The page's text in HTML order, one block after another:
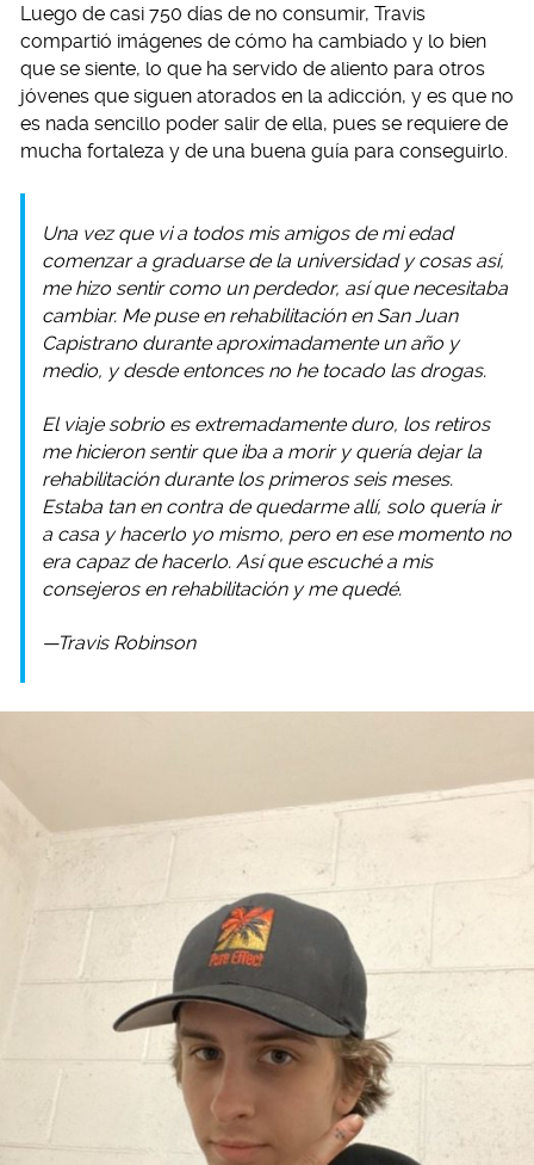
Luego de casi 750 días de no consumir, Travis
compartió imágenes de cómo ha cambiado y lo bien
que se siente, lo que ha servido de aliento para otros
jóvenes que siguen atorados en la adicción, y es que no
es nada sencillo poder salir de ella, pues se requiere de
mucha fortaleza y de una buena guía para conseguirlo.
Una vez que vi a todos mis amigos de mi edad
comenzar a graduarse de la universidad y cosas así,
me hizo sentir como un perdedor, así que necesitaba
cambiar. Me puse en rehabilitación en San Juan
Capistrano durante aproximadamente un año y
medio, y desde entonces no he tocado las drogas.
El viaje sobrio es extremadamente duro, los retiros
me hicieron sentir que iba a morir y quería dejar la
rehabilitación durante los primeros seis meses.
Estaba tan en contra de quedarme allí, solo quería ir
a casa y hacerlo yo mismo, pero en ese momento no
era capaz de hacerlo. Así que escuché a mis
consejeros en rehabilitación y me quedé.
—Travis Robinson